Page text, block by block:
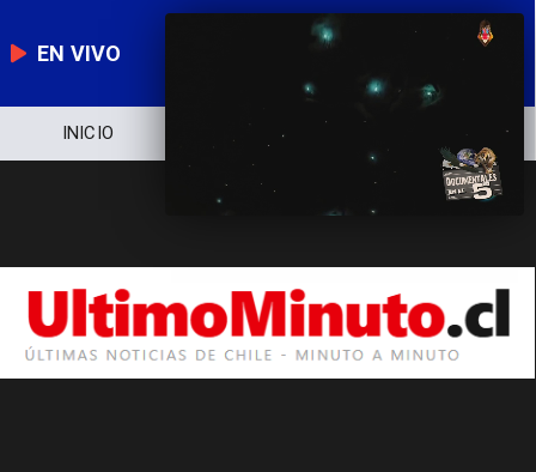
EN VIVO
INICIO NOTICIERO